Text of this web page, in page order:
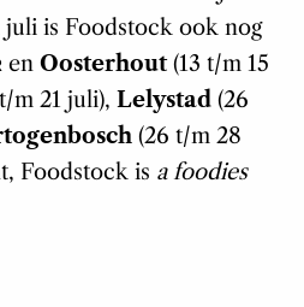
is Foodstock ook nog
en Oosterhout(13 t/m 15
m 21 juli), Lelystad(26
(26 t/m 28
Foodstock is a foodies